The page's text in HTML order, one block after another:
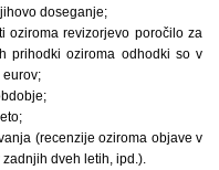
doseganje;
oziroma revizorjevo poročilo za
prihodki oziroma odhodki so v
eurov;
(recenzije oziroma objave v
dveh letih, ipd.).